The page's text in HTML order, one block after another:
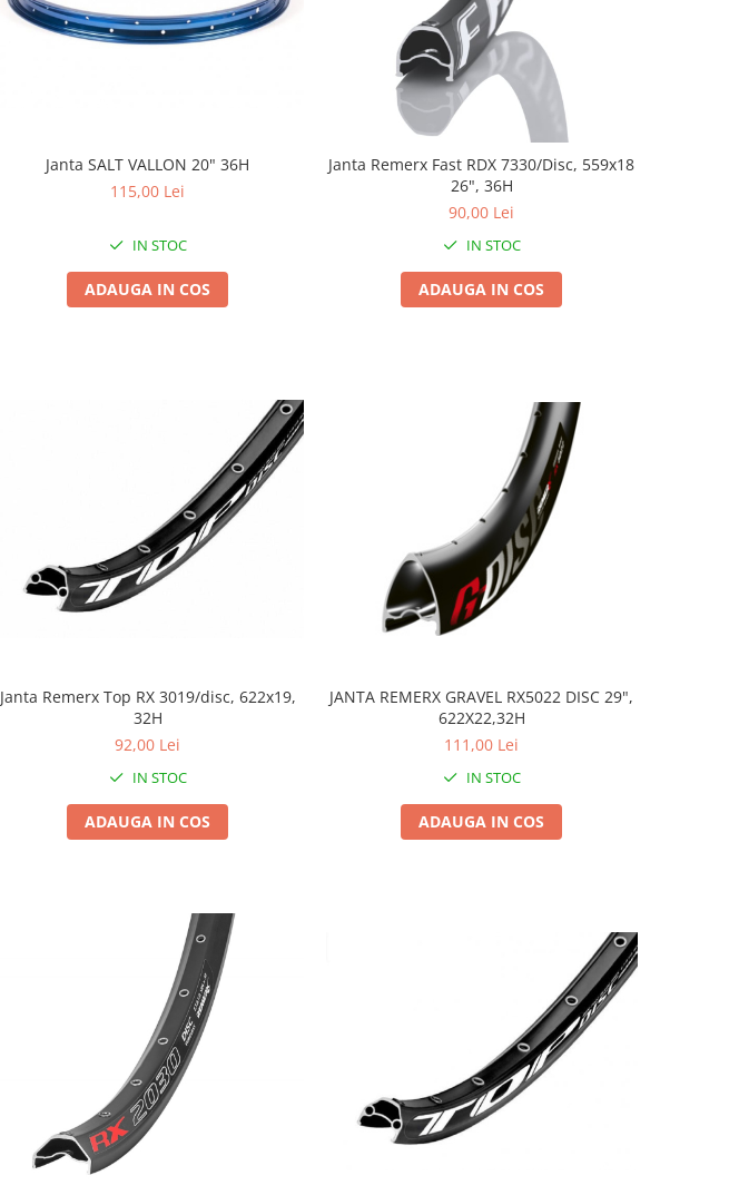
Janta SALT VALLON 20" 36H
115,00 Lei
IN STOC
ADAUGA IN COS
Janta Remerx Fast RDX 7330/Disc, 559x18
26", 36H
90,00 Lei
IN STOC
ADAUGA IN COS
Janta Remerx Top RX 3019/disc, 622x19,
32H
92,00 Lei
IN STOC
ADAUGA IN COS
JANTA REMERX GRAVEL RX5022 DISC 29",
622X22,32H
111,00 Lei
IN STOC
ADAUGA IN COS